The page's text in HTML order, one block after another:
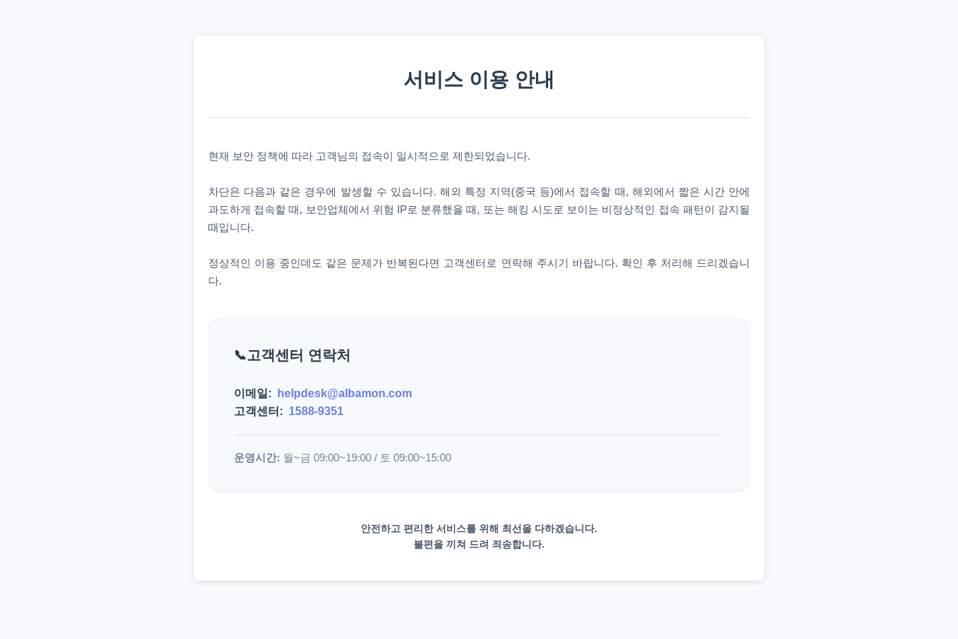
서비스 이용 안내
현재 보안 정책에 따라 고객님의 접속이 일시적으로 제한되었습니다.
차단은 다음과 같은 경우에 발생할 수 있습니다. 해외 특정 지역(중국 등)에서 접속할 때, 해외에서 짧은 시간 안에
과도하게 접속할 때, 보안업체에서 위험 IP로 분류했을 때, 또는 해킹 시도로 보이는 비정상적인 접속 패턴이 감지될
때입니다.
정상적인 이용 중인데도 같은 문제가 반복된다면 고객센터로 연락해 주시기 바랍니다. 확인 후 처리해 드리겠습니
다.
고객센터 연락처
이메일:
helpdesk@albamon.com
고객센터: 1588-9351
운영시간: 월~금 09:00~19:00 / 토 09:00~15:00
안전하고 편리한 서비스를 위해 최선을 다하겠습니다.
불편을 끼쳐 드려 죄송합니다.